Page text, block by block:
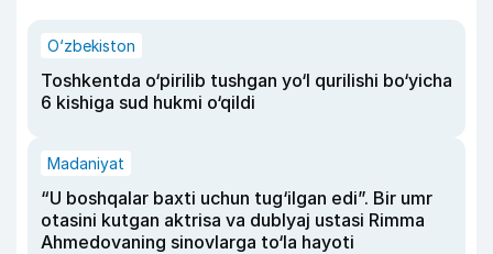
O‘zbekiston
Toshkentda o‘pirilib tushgan yo‘l qurilishi bo‘yicha
6 kishiga sud hukmi o‘qildi
Madaniyat
“U boshqalar baxti uchun tug‘ilgan edi”. Bir umr
otasini kutgan aktrisa va dublyaj ustasi Rimma
Ahmedovaning sinovlarga to‘la hayoti